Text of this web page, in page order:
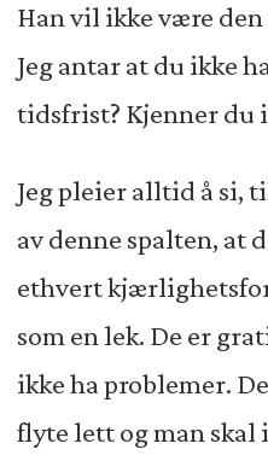
Han vil ikke være
Jeg antar at du ikke
tidsfrist? Kjenner du
Jeg pleier alltid å si,
av denne spalten, at
ethvert
som en lek. De er
ikke ha problemer.
flyte lett og man skal